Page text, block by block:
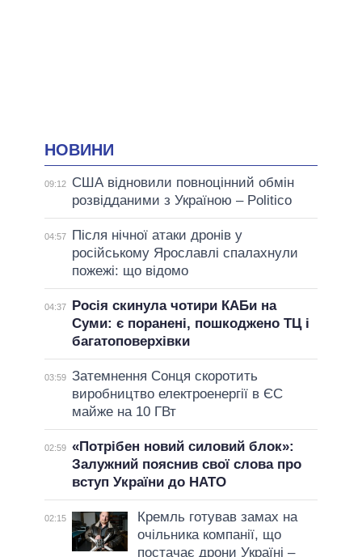
НОВИНИ
09:12
США відновили повноцінний обмін
розвідданими з Україною – Politico
04:57
Після нічної атаки дронів у
російському Ярославлі спалахнули
пожежі: що відомо
04:37
Росія скинула чотири КАБи на
Суми: є поранені, пошкоджено ТЦ і
багатоповерхівки
03:59 Затемнення Сонця скоротить
виробництво електроенергії в ЄС
майже на 10 ГВт
02:59 «Потрібен новий силовий блок»:
Залужний пояснив свої слова про
вступ України до НАТО
02:15
Кремль готував замах на
очільника компанії, що
постачає дрони Україні –